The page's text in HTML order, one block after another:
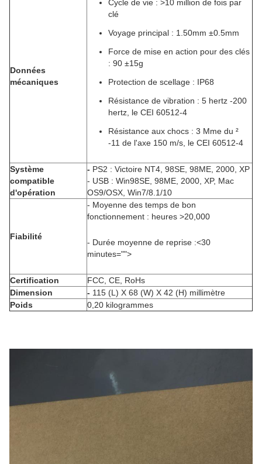
Données
mécaniques
Cycle de vie : >10 million de fois par
clé
Voyage principal : 1.50mm ±0.5mm
Force de mise en action pour des clés
: 90 ±15g
Protection de scellage : IP68
Résistance de vibration : 5 hertz -200
hertz, le CEI 60512-4
Résistance aux chocs : 3 Mme du ²
-11 de l'axe 150 m/s, le CEI 60512-4
Système
compatible
d'opération
- PS2 : Victoire NT4, 98SE, 98ME, 2000, XP
- USB : Win98SE, 98ME, 2000, XP, Mac
OS9/OSX, Win7/8.1/10
Fiabilité
- Moyenne des temps de bon
fonctionnement : heures >20,000
- Durée moyenne de reprise :<30
minutes="">
Certification
FCC, CE, RoHs
Dimension
- 115 (L) X 68 (W) X 42 (H) millimètre
Poids
0,20 kilogrammes